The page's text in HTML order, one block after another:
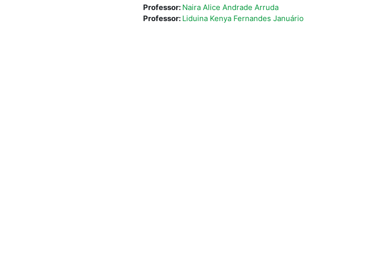
Professor: Naira Alice Andrade Arruda
Professor: Liduina Kenya Fernandes Januário